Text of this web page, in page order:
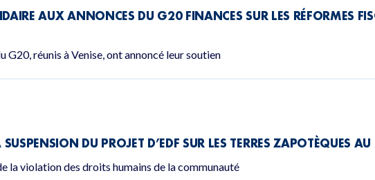
AUX ANNONCES DU G20 FINANCES SUR LES RÉFORMES
G20, réunis à Venise, ont annoncé leur soutien
DU PROJET D’EDF SUR LES TERRES ZAPOTÈQUES
la violation des droits humains de la communauté